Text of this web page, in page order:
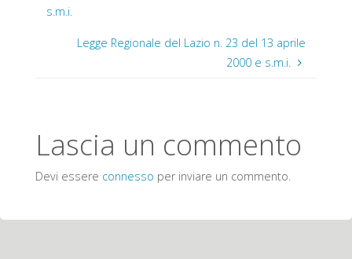
s.m.i.
Legge Regionale del Lazio n. 23 del 13 aprile
2000 e s.m.i.
Lascia un commento
Devi essere connesso per inviare un commento.